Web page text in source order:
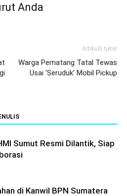
Anda
Artikulli tjetër
Warga Pematang Tatal Tewas
Usai ‘Seruduk’ Mobil Pickup
Sumut Resmi Dilantik, Siap
di Kanwil BPN Sumatera